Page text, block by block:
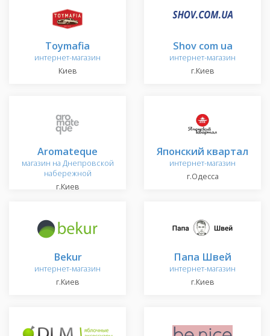
Toymafia
интернет-магазин
Киев
Shov com ua
интернет-магазин
г.Киев
Aromateque
магазин на Днепровской
набережной
г.Киев
Японский квартал
интернет-магазин
г.Одесса
Bekur
интернет-магазин
г.Киев
Папа Швей
интернет-магазин
г.Киев